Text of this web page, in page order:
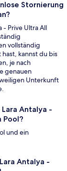
Stornierung
- Prive Ultra All
vollständig
kannst du bis
je nach
genauen
Unterkunft
Antalya -
Pool?
und ein
Antalya -